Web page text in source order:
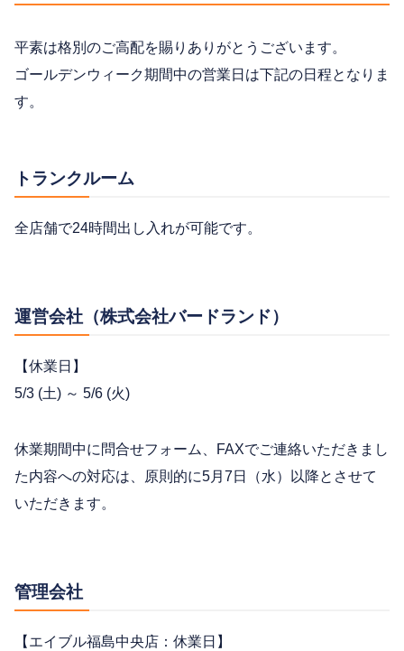
平素は格別のご高配を賜りありがとうございます。
ゴールデンウィーク期間中の営業日は下記の日程となりま
す。
トランクルーム
全店舗で24時間出し入れが可能です。
運営会社（株式会社バードランド）
【休業日】
5/3 (土) ～ 5/6 (火)
休業期間中に問合せフォーム、FAXでご連絡いただきまし
た内容への対応は、原則的に5月7日（水）以降とさせて
いただきます。
管理会社
【エイブル福島中央店：休業日】